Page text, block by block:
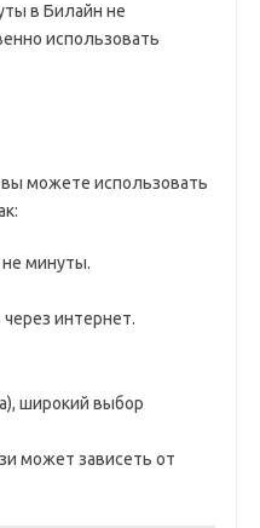
в Билайн не
использовать
вы можете использовать
минуты.
интернет.
широкий выбор
может зависеть от